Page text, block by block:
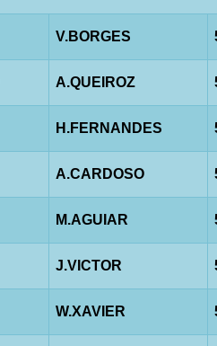
V.BORGES
A.QUEIROZ
H.FERNANDES
A.CARDOSO
M.AGUIAR
J.VICTOR
W.XAVIER